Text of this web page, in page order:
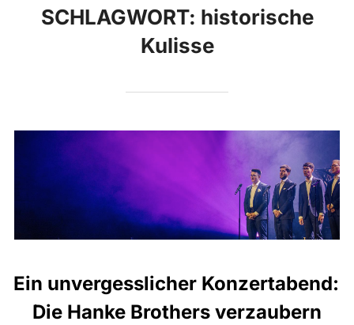
SCHLAGWORT: historische
Kulisse
Ein unvergesslicher Konzertabend:
Die Hanke Brothers verzaubern